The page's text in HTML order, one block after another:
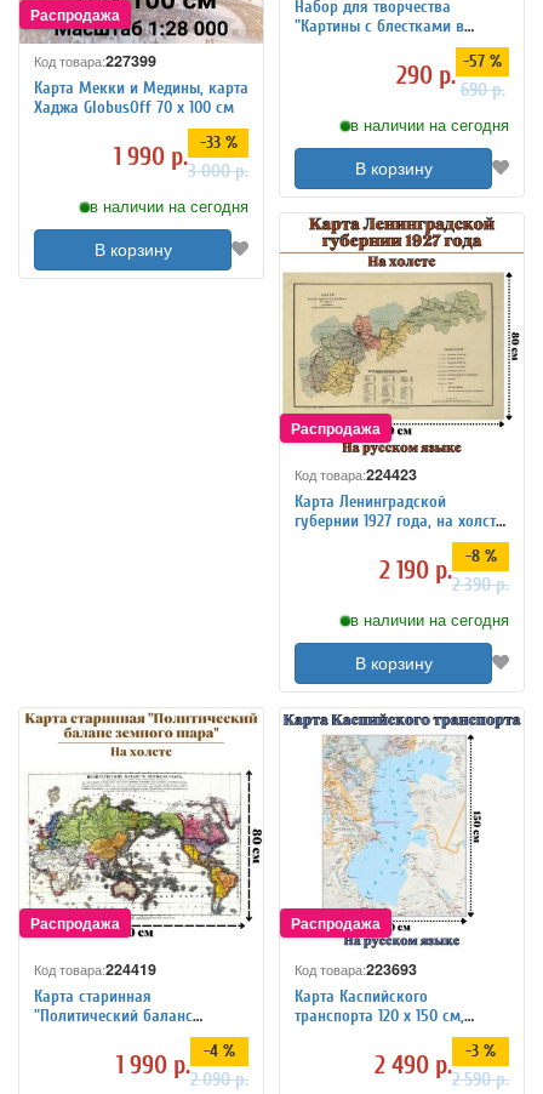
Код товара:227399
Карта Мекки и Медины, карта
Хаджа GlobusOff 70 х 100 см
1 990 р. -33 %
3 000 р.
в наличии на сегодня
В корзину
Набор для творчества
"Картины с блестками в
290 р. -57 %
690 р.
в наличии на сегодня
В корзину
Код товара:224423
Карта Ленинградской
губернии 1927 года, на холсте
2 190 р. -8 %
2 390 р.
в наличии на сегодня
В корзину
Код товара:224419
Карта старинная
"Политический баланс
земного шара" на холсте, 120
1 990 р. -4 %
2 090 р.
Код товара:223693
Карта Каспийского
транспорта 120 x 150 см,
2 490 р. -3 %
2 590 р.